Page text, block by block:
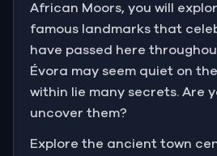
African Moors, you will
famous landmarks that
have passed here
Évora may seem quiet on
within lie many secrets. Are
uncover them?
Explore the ancient town